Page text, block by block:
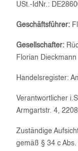
USt.-IdNr.:
Geschäftsführer:
Gesellschafter:
Florian Dieckmann
Handelsregister:
Verantwortlicher
Armgartstr. 4,
Zuständige
gemäß § 34 c Abs.